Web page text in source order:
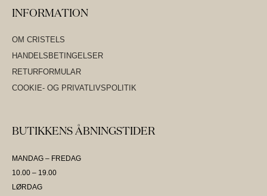
INFORMATION
OM CRISTELS
HANDELSBETINGELSER
RETURFORMULAR
COOKIE- OG PRIVATLIVSPOLITIK
BUTIKKENS ÅBNINGSTIDER
MANDAG – FREDAG
10.00 – 19.00
LØRDAG